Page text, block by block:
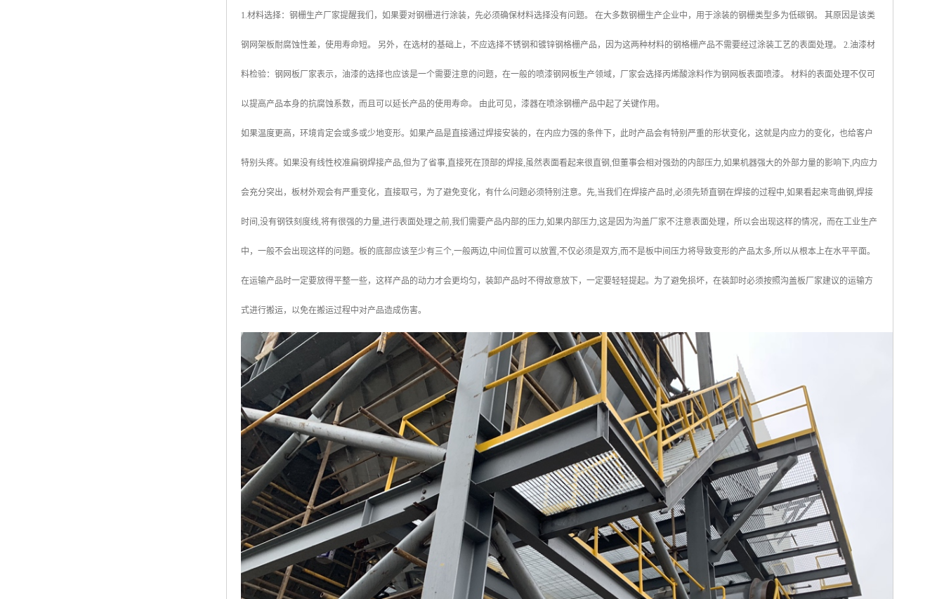
1.材料选择：钢栅生产厂家提醒我们，如果要对钢栅进行涂装，先必须确保材料选择没有问题。 在大多数钢栅生产企业中，用于涂装的钢栅类型多为低碳钢。 其原因是该类
钢网架板耐腐蚀性差，使用寿命短。 另外，在选材的基础上，不应选择不锈钢和镀锌钢格栅产品，因为这两种材料的钢格栅产品不需要经过涂装工艺的表面处理。 2.油漆材
料检验：钢网板厂家表示，油漆的选择也应该是一个需要注意的问题，在一般的喷漆钢网板生产领域，厂家会选择丙烯酸涂料作为钢网板表面喷漆。 材料的表面处理不仅可
以提高产品本身的抗腐蚀系数，而且可以延长产品的使用寿命。 由此可见，漆器在喷涂钢栅产品中起了关键作用。
如果温度更高，环境肯定会或多或少地变形。如果产品是直接通过焊接安装的，在内应力强的条件下，此时产品会有特别严重的形状变化，这就是内应力的变化，也给客户
特别头疼。如果没有线性校准扁钢焊接产品,但为了省事,直接死在顶部的焊接,虽然表面看起来很直钢,但董事会相对强劲的内部压力,如果机器强大的外部力量的影响下,内应力
会充分突出，板材外观会有严重变化，直接取弓，为了避免变化，有什么问题必须特别注意。先,当我们在焊接产品时,必须先矫直钢在焊接的过程中,如果看起来弯曲钢,焊接
时间,没有钢铁刻度线,将有很强的力量,进行表面处理之前,我们需要产品内部的压力,如果内部压力,这是因为沟盖厂家不注意表面处理，所以会出现这样的情况，而在工业生产
中，一般不会出现这样的问题。板的底部应该至少有三个,一般两边,中间位置可以放置,不仅必须是双方,而不是板中间压力将导致变形的产品太多,所以从根本上在水平平面。
在运输产品时一定要放得平整一些，这样产品的动力才会更均匀，装卸产品时不得故意放下，一定要轻轻提起。为了避免损坏，在装卸时必须按照沟盖板厂家建议的运输方
式进行搬运，以免在搬运过程中对产品造成伤害。